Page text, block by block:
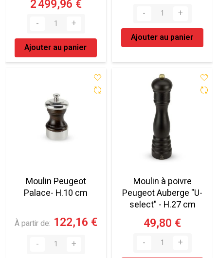
2 499,96 €
Ajouter au panier
Ajouter au panier
Moulin Peugeot
Palace- H.10 cm
À partir de 122,16 €
Moulin à poivre
Peugeot Auberge "U-
select" - H.27 cm
49,80 €